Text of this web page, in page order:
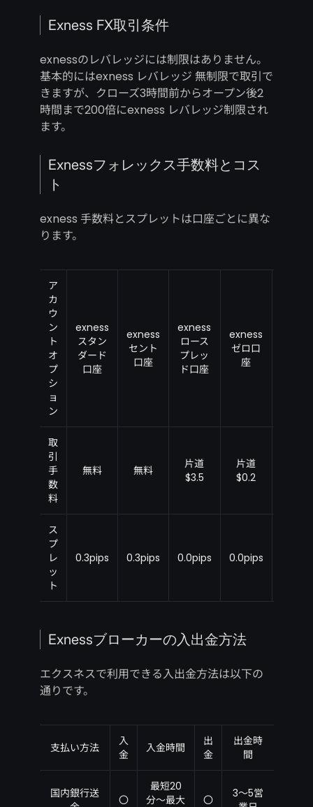
Exness FX取引条件
exnessのレバレッジには制限はありません。
基本的にはexness レバレッジ 無制限で取引で
きますが、クローズ3時間前からオープン後2
時間まで200倍にexness レバレッジ制限され
ます。
Exnessフォレックス手数料とコス
ト
exness 手数料とスプレットは口座ごとに異な
ります。
ア
カ
ウ
ン
ト
オ
プ
シ
ョ
ン
exness
スタン
ダード
口座
exness
セント
口座
exness
ロース
プレッ
ド口座
exness
ゼロ口
座
取
引
手
数
料
無料 無料
片道
$3.5
片道
$0.2
ス
プ
レ
ッ
ト
0.3pips 0.3pips 0.0pips 0.0pips
Exnessブローカーの入出金方法
エクスネスで利用できる入出金方法は以下の
通りです。
支払い方法
入
金
入金時間
出
金
出金時
間
国内銀行送
〇
最短20
分～最大
〇
3～5営